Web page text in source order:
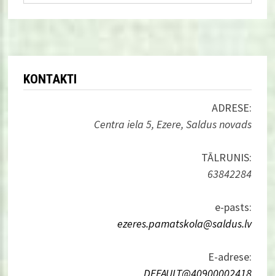
KONTAKTI
ADRESE:
Centra iela 5, Ezere, Saldus novads
TĀLRUNIS:
63842284
e-pasts:
ezeres.pamatskola@saldus.lv
E-adrese:
_DEFAULT@40900002418